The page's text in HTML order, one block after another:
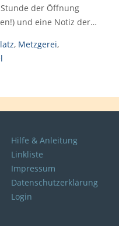
der Öffnung
und eine Notiz der…
, Metzgerei,
Hilfe & Anleitung
Linkliste
Impressum
Datenschutzerklärung
Login